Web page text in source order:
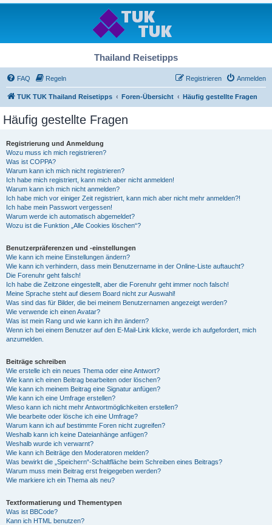
Thailand Reisetipps
FAQ Regeln Anmelden
Registrieren
TUK TUK Thailand Reisetipps Foren-Übersicht Häufig gestellte Fragen
Häufig gestellte Fragen
Registrierung und Anmeldung
Wozu muss ich mich registrieren?
Was ist COPPA?
Warum kann ich mich nicht registrieren?
Ich habe mich registriert, kann mich aber nicht anmelden!
Warum kann ich mich nicht anmelden?
Ich habe mich vor einiger Zeit registriert, kann mich aber nicht mehr anmelden?!
Ich habe mein Passwort vergessen!
Warum werde ich automatisch abgemeldet?
Wozu ist die Funktion „Alle Cookies löschen“?
Benutzerpräferenzen und -einstellungen
Wie kann ich meine Einstellungen ändern?
Wie kann ich verhindern, dass mein Benutzername in der Online-Liste auftaucht?
Die Forenuhr geht falsch!
Ich habe die Zeitzone eingestellt, aber die Forenuhr geht immer noch falsch!
Meine Sprache steht auf diesem Board nicht zur Auswahl!
Was sind das für Bilder, die bei meinem Benutzernamen angezeigt werden?
Wie verwende ich einen Avatar?
Was ist mein Rang und wie kann ich ihn ändern?
Wenn ich bei einem Benutzer auf den E-Mail-Link klicke, werde ich aufgefordert, mich
anzumelden.
Beiträge schreiben
Wie erstelle ich ein neues Thema oder eine Antwort?
Wie kann ich einen Beitrag bearbeiten oder löschen?
Wie kann ich meinem Beitrag eine Signatur anfügen?
Wie kann ich eine Umfrage erstellen?
Wieso kann ich nicht mehr Antwortmöglichkeiten erstellen?
Wie bearbeite oder lösche ich eine Umfrage?
Warum kann ich auf bestimmte Foren nicht zugreifen?
Weshalb kann ich keine Dateianhänge anfügen?
Weshalb wurde ich verwarnt?
Wie kann ich Beiträge den Moderatoren melden?
Was bewirkt die „Speichern“-Schaltfläche beim Schreiben eines Beitrags?
Warum muss mein Beitrag erst freigegeben werden?
Wie markiere ich ein Thema als neu?
Textformatierung und Thementypen
Was ist BBCode?
Kann ich HTML benutzen?